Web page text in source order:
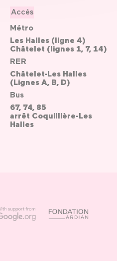
Accès
Métro
Les Halles (ligne 4)
Châtelet (lignes 1, 7, 14)
RER
Châtelet-Les Halles
(Lignes A, B, D)
Bus
67, 74, 85
arrêt Coquillière-Les
Halles